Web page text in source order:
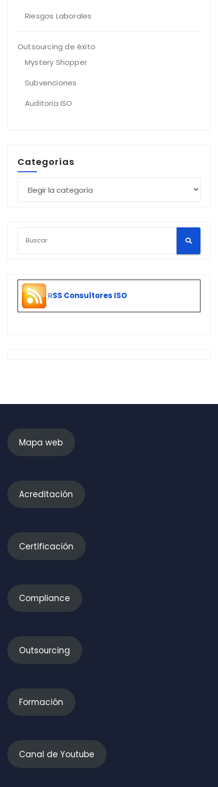
Riesgos Laborales
Outsourcing de éxito
Mystery Shopper
Subvenciones
Auditoria ISO
Categorías
RSS Consultores ISO
Mapa web
Acreditación
Certificación
Compliance
Outsourcing
Formación
Canal de Youtube